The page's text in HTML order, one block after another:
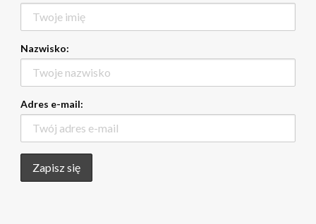
Nazwisko:
Adres e-mail: